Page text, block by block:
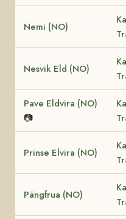
Nemi (NO)
Nesvik Eld (NO)
Pave Eldvira (NO)
📷
Prinse Elvira (NO)
Pängfrua (NO)